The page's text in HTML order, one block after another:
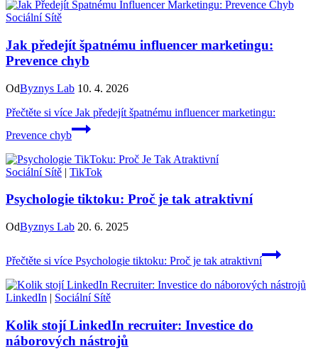
Sociální Sítě
Jak předejít špatnému influencer marketingu:
Prevence chyb
OdByznys Lab 10. 4. 2026
Přečtěte si více Jak předejít špatnému influencer marketingu:
Prevence chyb
Sociální Sítě | TikTok
Psychologie tiktoku: Proč je tak atraktivní
OdByznys Lab 20. 6. 2025
Přečtěte si více Psychologie tiktoku: Proč je tak atraktivní
LinkedIn | Sociální Sítě
Kolik stojí LinkedIn recruiter: Investice do
náborových nástrojů